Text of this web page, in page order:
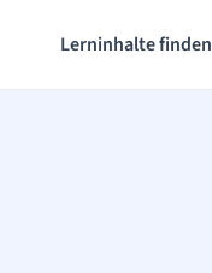
Lerninhalte finden